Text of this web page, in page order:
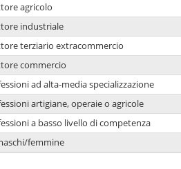
agricolo
industriale
terziario extracommercio
commercio
ad alta-media specializzazione
artigiane, operaie o agricole
a basso livello di competenza
femmine